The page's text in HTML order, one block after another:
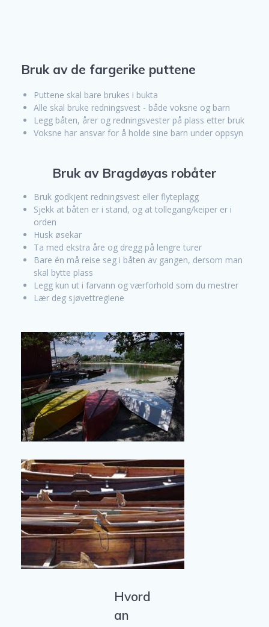
Bruk av de fargerike puttene
Puttene skal bare brukes i bukta
Alle skal bruke redningsvest - både voksne og barn
Legg båten, årer og redningsvester på plass etter bruk
Voksne har ansvar for å holde sine barn under oppsyn
Bruk av Bragdøyas robåter
Bruk godkjent redningsvest eller flyteplagg
Sjekk at båten er i stand, og at tollegang/keiper er i
orden
Husk øsekar
Ta med ekstra åre og dregg på lengre turer
Bare én må reise seg i båten av gangen, dersom man
skal bytte plass
Legg kun ut i farvann og værforhold som du mestrer
Lær deg sjøvettreglene
Hvord
an